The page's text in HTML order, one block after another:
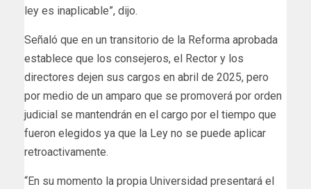
ley es inaplicable”, dijo.
Señaló que en un transitorio de la Reforma aprobada
establece que los consejeros, el Rector y los
directores dejen sus cargos en abril de 2025, pero
por medio de un amparo que se promoverá por orden
judicial se mantendrán en el cargo por el tiempo que
fueron elegidos ya que la Ley no se puede aplicar
retroactivamente.
“En su momento la propia Universidad presentará el